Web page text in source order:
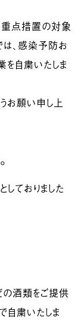
重点措置の対象
は、感染予防お
自粛いたしま
お願い申し上
しておりました
の酒類をご提供
自粛いたしま